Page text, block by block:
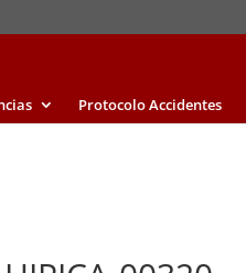
Protocolo Accidentes